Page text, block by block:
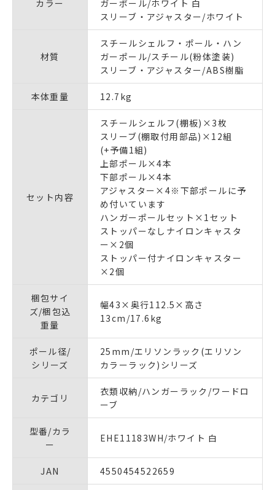
カラー
ガーポール/ホワイト 白
スリーブ・アジャスター/ホワイト
材質
スチールシェルフ・ポール・ハン
ガーポール/スチール(粉体塗装)
スリーブ・アジャスター/ABS樹脂
本体重量 12.7kg
セット内容
スチールシェルフ(棚板)×3枚
スリーブ(棚取付用部品)×12組
(+予備1組)
上部ポール×4本
下部ポール×4本
アジャスター×4※下部ポールに予
め付いています
ハンガーポールセット×1セット
ストッパーなしナイロンキャスタ
ー×2個
ストッパー付ナイロンキャスター
×2個
梱包サイ
ズ/梱包込
重量
幅43×奥行112.5×高さ
13cm/17.6kg
ポール径/
シリーズ
25mm/エリソンラック(エリソン
カラーラック)シリーズ
カテゴリ
衣類収納/ハンガーラック/ワードロ
ーブ
型番/カラ
ー
EHE11183WH/ホワイト 白
JAN 4550454522659